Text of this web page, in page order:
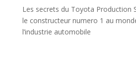
Les secrets du Toyota Production
le constructeur numero 1 au
l’industrie automobile